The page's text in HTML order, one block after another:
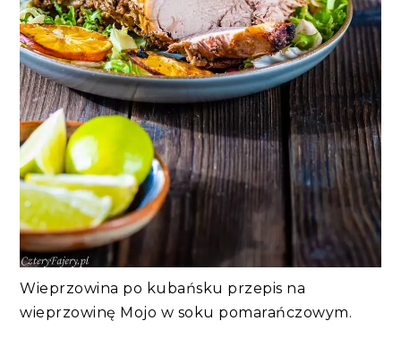
Wieprzowina po kubańsku przepis na
wieprzowinę Mojo w soku pomarańczowym.